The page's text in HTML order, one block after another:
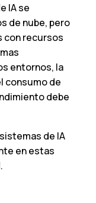
IA se
de nube, pero
con recursos
entornos, la
consumo de
debe
de IA
en estas